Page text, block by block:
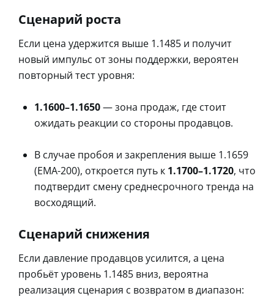
Сценарий роста
Если цена удержится выше 1.1485 и получит
новый импульс от зоны поддержки, вероятен
повторный тест уровня:
1.1600–1.1650— зона продаж, где стоит
ожидать реакции со стороны продавцов.
В случае пробоя и закрепления выше 1.1659
(EMA-200), откроется путь к 1.1700–1.1720, что
подтвердит смену среднесрочного тренда на
восходящий.
Сценарий снижения
Если давление продавцов усилится, а цена
пробьёт уровень 1.1485 вниз, вероятна
реализация сценария с возвратом в диапазон: